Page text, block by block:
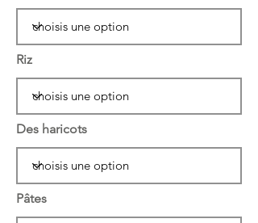
Riz
Des haricots
Pâtes